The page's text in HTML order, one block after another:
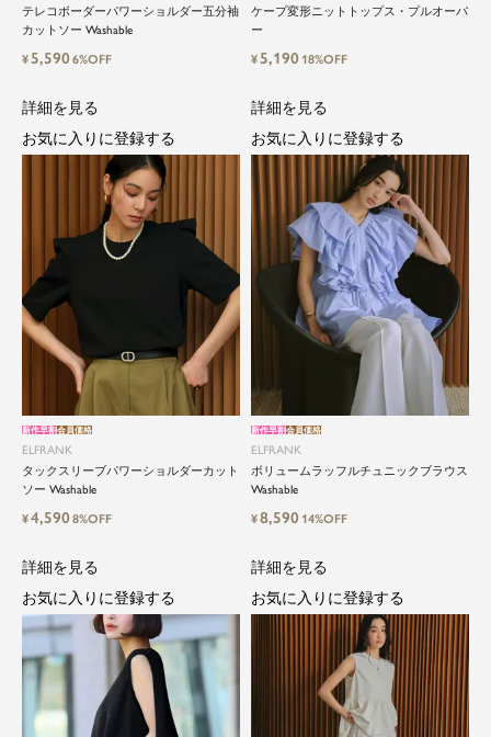
テレコボーダーパワーショルダー五分袖
カットソー Washable
¥5,5906%OFF
ケープ変形ニットトップス・プルオーバ
ー
¥5,190 18%OFF
ELFRANK
タックスリーブパワーショルダーカット
ソー Washable
新作早割会員価格
¥4,5908%OFF
詳細を見る
お気に入りに登録する
ELFRANK
ボリュームラッフルチュニックブラウス
Washable
新作早割会員価格
¥8,590 14%OFF
詳細を見る
お気に入りに登録する
詳細を見る
お気に入りに登録する
詳細を見る
お気に入りに登録する